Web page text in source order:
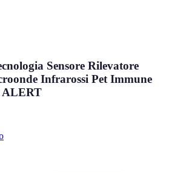
Sensore Rilevatore
Infrarossi Pet Immune